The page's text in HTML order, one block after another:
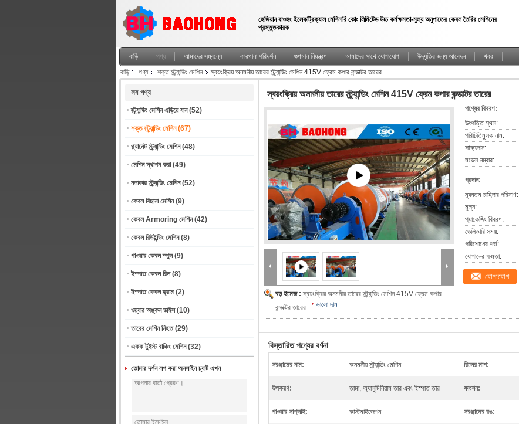
হেজিয়ান বাওহং ইলেকট্রিক্যাল মেশিনারি কোং লিমিটেড উচ্চ কর্মক্ষমতা-মূল্য অনুপাতের কেবল তৈরির মেশিনের
প্রস্তুতকারক
বাড়ি পণ্য আমাদের সম্বন্ধে কারখানা পরিদর্শন গুণমান নিয়ন্ত্রণ আমাদের সাথে যোগাযোগ উদ্ধৃতির জন্য আবেদন
খবর
বাড়ি
পণ্য শক্ত স্ট্র্যান্ডিং মেশিন স্বয়ংক্রিয় অনমনীয় তারের স্ট্র্যান্ডিং মেশিন 415V ফ্রেম কপার কন্ডাক্টর তারের
সব পণ্য
স্ট্র্যান্ডিং মেশিন এড়িয়ে যান (52)
শক্ত স্ট্র্যান্ডিং মেশিন (67)
প্ল্যানেট স্ট্র্যান্ডিং মেশিন (48)
মেশিন স্থাপন করা (49)
নলাকার স্ট্র্যান্ডিং মেশিন (52)
কেবল বিছানা মেশিন (9)
কেবল Armoring মেশিন (42)
কেবল রিউইন্ডিং মেশিন (8)
পাওয়ার কেবল স্পুল (9)
ইস্পাত কেবল রিল (8)
ইস্পাত কেবল ড্রাম (2)
ওয়্যার অঙ্কন ডাইস (10)
তারের মেশিন নিহত (29)
একক টুইস্ট বাঞ্চিং মেশিন (32)
তোমার দর্শন লগ করা অনলাইন চ্যাট এখন
স্বয়ংক্রিয় অনমনীয় তারের স্ট্র্যান্ডিং মেশিন 415V ফ্রেম কপার কন্ডাক্টর তারের
বড় ইমেজ :স্বয়ংক্রিয় অনমনীয় তারের স্ট্র্যান্ডিং মেশিন 415V ফ্রেম কপার
কন্ডাক্টর তারের
ভালো দাম
পণ্যের বিবরণ:
উৎপত্তি স্থল:
পরিচিতিমুলক নাম:
সাক্ষ্যদান:
মডেল নম্বার:
প্রদান:
ন্যূনতম চাহিদার পরিমাণ:
মূল্য:
প্যাকেজিং বিবরণ:
ডেলিভারি সময়:
পরিশোধের শর্ত:
যোগানের ক্ষমতা:
যোগাযোগ
বিস্তারিত পণ্যের বর্ণনা
সরঞ্জামের নাম: অনমনীয় স্ট্র্যান্ডিং মেশিন রিলের মাপ:
উপকরণ: তামা, অ্যালুমিনিয়াম তার এবং ইস্পাত তার ফাংশন:
পাওয়ার সাপ্লাই: কাস্টমাইজেশন সরঞ্জামের রঙ: